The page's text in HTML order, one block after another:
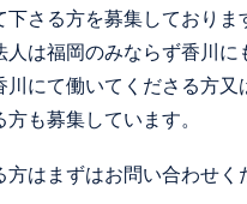
下さる方を募集しておりま
人は福岡のみならず香川に
川にて働いてくださる方又
も募集しています。
方はまずはお問い合わせく